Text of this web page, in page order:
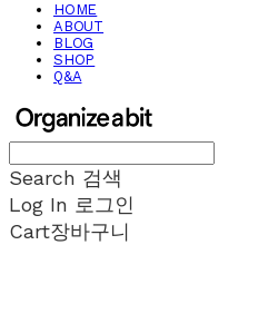
HOME
ABOUT
BLOG
SHOP
Q&A
Search 검색
Log In 로그인
Cart장바구니